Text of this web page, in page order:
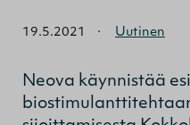
19.5.2021 · Uutinen
Neova käynnistää